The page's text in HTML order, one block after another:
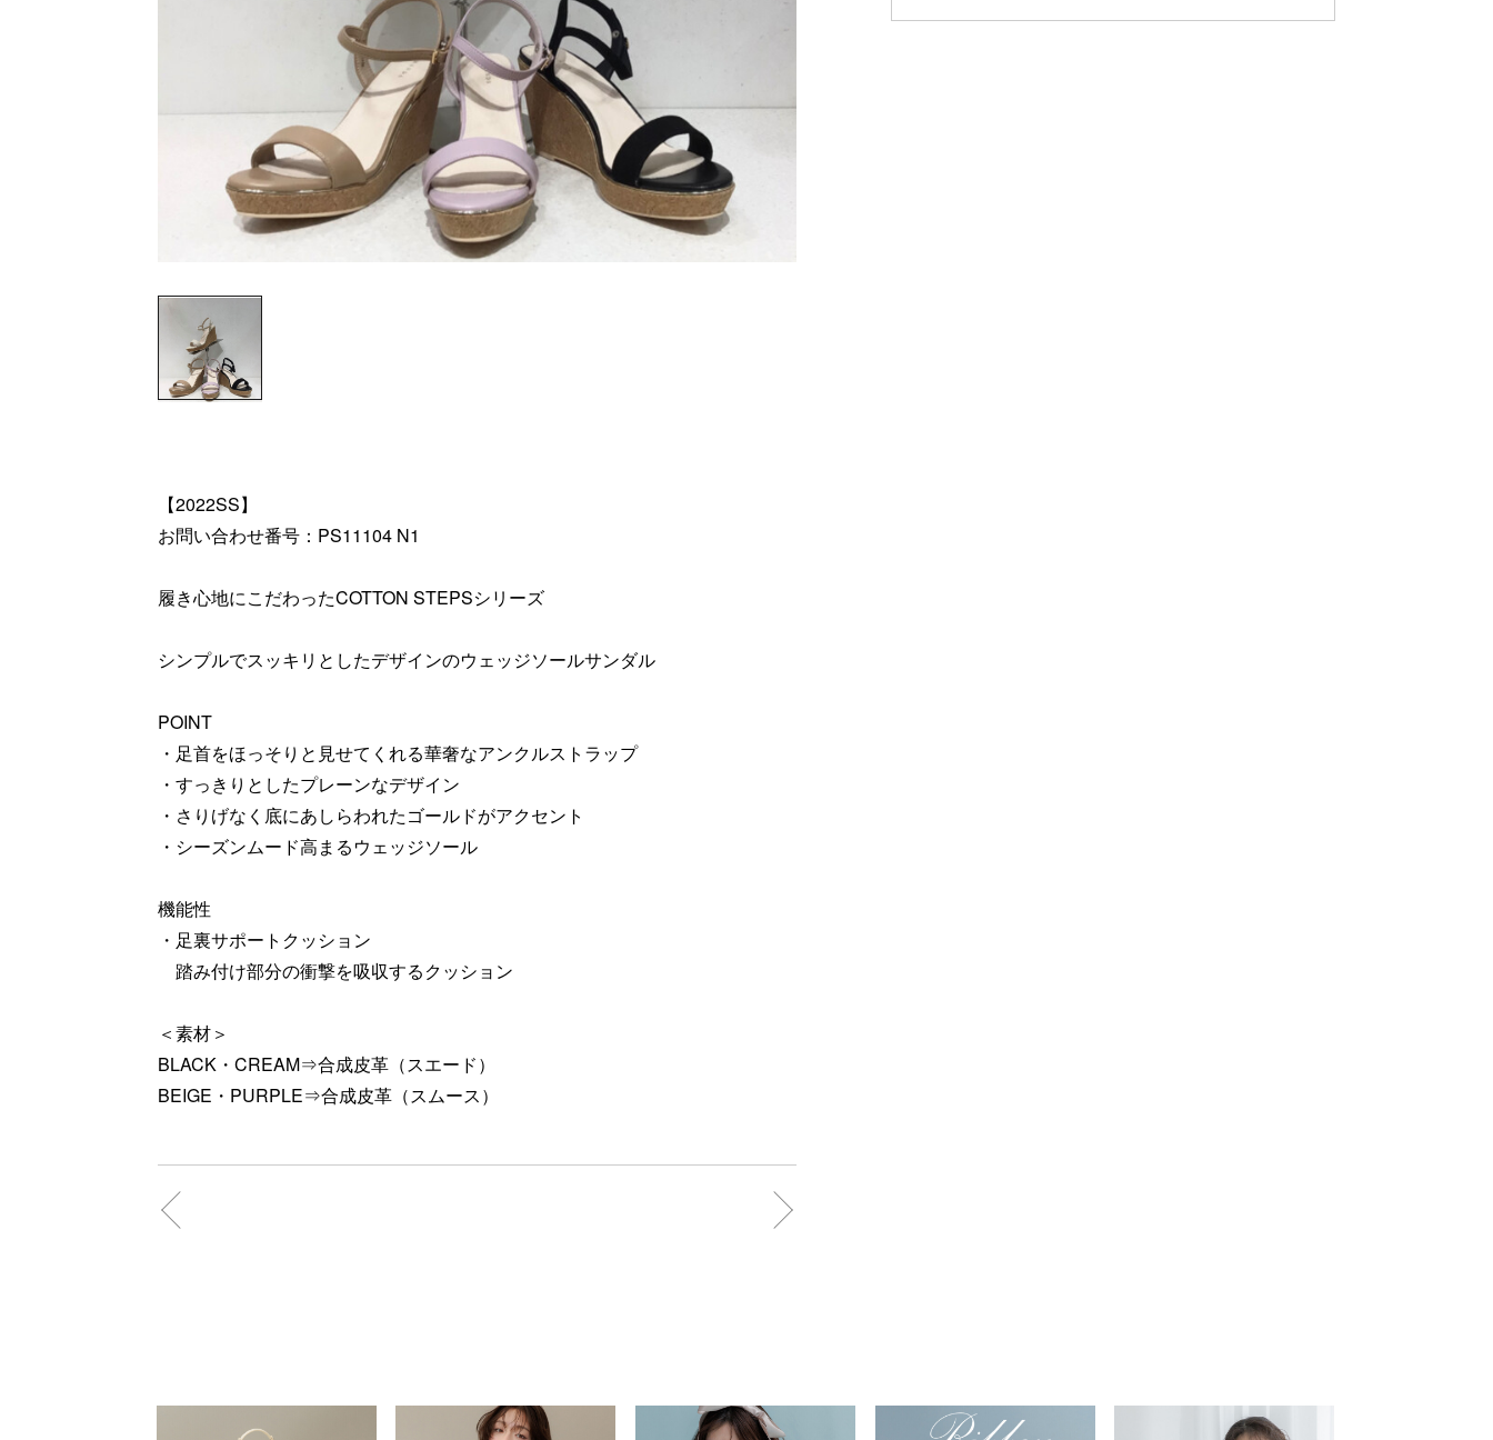
【2022SS】
お問い合わせ番号：PS11104 N1
履き心地にこだわったCOTTON STEPSシリーズ
シンプルでスッキリとしたデザインのウェッジソールサンダル
POINT
・足首をほっそりと見せてくれる華奢なアンクルストラップ
・すっきりとしたプレーンなデザイン
・さりげなく底にあしらわれたゴールドがアクセント
・シーズンムード高まるウェッジソール
機能性
・足裏サポートクッション
踏み付け部分の衝撃を吸収するクッション
＜素材＞
BLACK・CREAM⇒合成皮革（スエード）
BEIGE・PURPLE⇒合成皮革（スムース）